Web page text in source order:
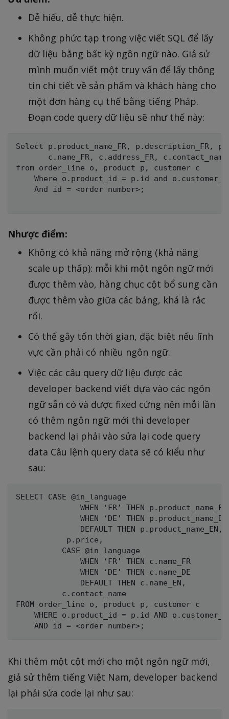
Dễ hiểu, dễ thực hiện.
Không phức tạp trong việc viết SQL để lấy
dữ liệu bằng bất kỳ ngôn ngữ nào. Giả sử
mình muốn viết một truy vấn để lấy thông
tin chi tiết về sản phẩm và khách hàng cho
một đơn hàng cụ thể bằng tiếng Pháp.
Đoạn code query dữ liệu sẽ như thế này:
Select p.product_name_FR, p.description_FR,
c.name_FR, c.address_FR,
from order_line o, product p, customer c
Where o.product_id = p.id and
    And id = <order number>;
Nhược điểm:
Không có khả năng mở rộng (khả năng
scale up thấp): mỗi khi một ngôn ngữ mới
được thêm vào, hàng chục cột bổ sung cần
được thêm vào giữa các bảng, khá là rắc
rối.
Có thể gây tốn thời gian, đặc biệt nếu lĩnh
vực cần phải có nhiều ngôn ngữ.
Việc các câu query dữ liệu được các
developer backend viết dựa vào các ngôn
ngữ sẵn có và được fixed cứng nên mỗi lần
có thêm ngôn ngữ mới thì developer
backend lại phải vào sửa lại code query
data Câu lệnh query data sẽ có kiểu như
sau:
SELECT CASE @in_language
              WHEN ‘FR’ THEN p.product_name_FR
              WHEN ‘DE’ THEN p.product_name_DE
              DEFAULT THEN p.product_name_EN,
           p.price,
          CASE @in_language
              WHEN ‘FR’ THEN c.name_FR
              WHEN ‘DE’ THEN c.name_DE
              DEFAULT THEN c.name_EN,
          c.contact_name
FROM order_line o, product p, customer c
WHERE o.product_id = p.id AND
Khi thêm một cột mới cho một ngôn ngữ mới,
giả sử thêm tiếng Việt Nam, developer backend
lại phải sửa code lại như sau: